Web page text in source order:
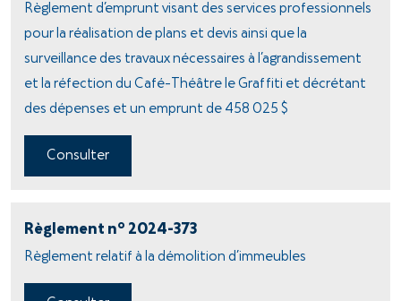
Règlement d’emprunt visant des services professionnels
pour la réalisation de plans et devis ainsi que la
surveillance des travaux nécessaires à l’agrandissement
et la réfection du Café-Théâtre le Graffiti et décrétant
des dépenses et un emprunt de 458 025 $
Consulter
Règlement no 2024-373
Règlement relatif à la démolition d’immeubles